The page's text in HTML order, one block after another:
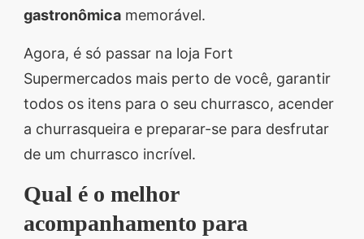
gastronômica memorável.
Agora, é só passar na loja Fort
Supermercados mais perto de você, garantir
todos os itens para o seu churrasco, acender
a churrasqueira e preparar-se para desfrutar
de um churrasco incrível.
Qual é o melhor
acompanhamento para